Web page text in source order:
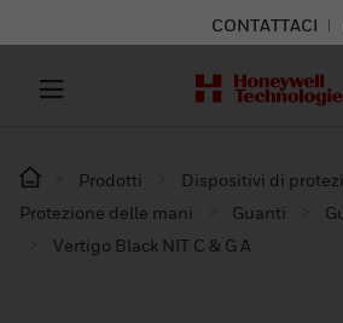
CONTATTACI
Prodotti
Dispositivi di
Protezione delle mani
Guanti
Vertigo Black NIT C & G A